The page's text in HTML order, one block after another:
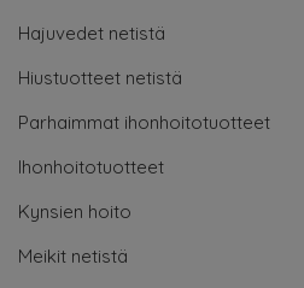
Hajuvedet netistä
Hiustuotteet netistä
Parhaimmat ihonhoitotuotteet
Ihonhoitotuotteet
Kynsien hoito
Meikit netistä